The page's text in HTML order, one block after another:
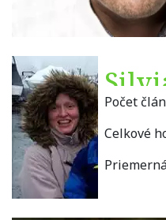
Počet
Celkové